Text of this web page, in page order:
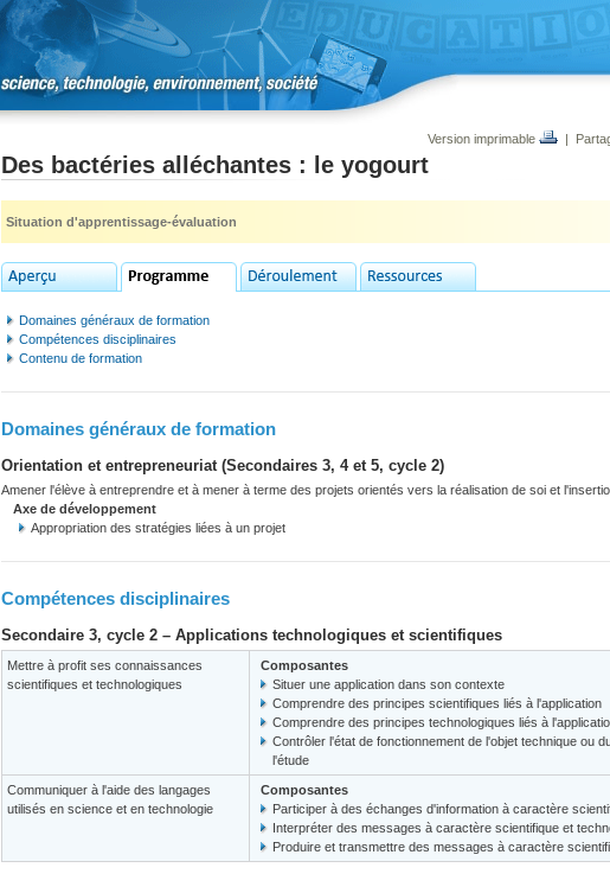
Version imprimable |
Des bactéries alléchantes : le yogourt
Situation d'apprentissage-évaluation
Domaines généraux de formation
Compétences disciplinaires
Contenu de formation
Domaines généraux de formation
Orientation et entrepreneuriat (Secondaires 3, 4 et 5, cycle 2)
Amener l'élève à entreprendre et à mener à terme des projets orientés vers la réalisation de soi et
Axe de développement
Appropriation des stratégies liées à un projet
Compétences disciplinaires
Secondaire 3, cycle 2 – Applications technologiques et scientifiques
Mettre à profit ses connaissances
scientifiques et technologiques
Composantes
Situer une application dans son contexte
Comprendre des principes scientifiques liés à l'application
Comprendre des principes technologiques liés à
Contrôler l'état de fonctionnement de l'objet technique ou
l'étude
Communiquer à l'aide des langages
utilisés en science et en technologie
Composantes
Participer à des échanges d'information à caractère
Interpréter des messages à caractère scientifique et
Produire et transmettre des messages à caractère